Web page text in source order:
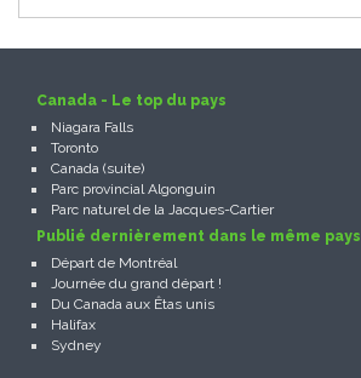
Canada - Le top du pays
Niagara Falls
Toronto
Canada (suite)
Parc provincial Algonguin
Parc naturel de la Jacques-Cartier
Publié dernièrement dans le même pays
Départ de Montréal
Journée du grand départ !
Du Canada aux Êtas unis
Halifax
Sydney